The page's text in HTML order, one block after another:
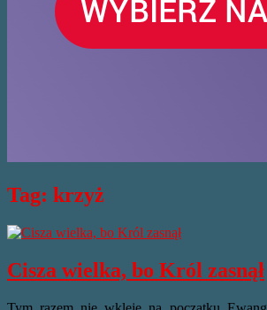
Tag: krzyż
Cisza wielka, bo Król zasnął